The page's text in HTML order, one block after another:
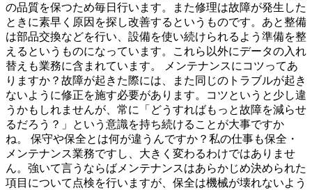
の品質を保つため毎日行います。また修理は故障が発生した
ときに素早く原因を探し改善するというものです。あと整備
は部品交換などを行い、設備を使い続けられるよう準備を整
えるというものになっています。これら以外にデータの入れ
替えも業務に含まれています。 メンテナンスにコツってあ
りますか？故障が起きた際には、また同じのトラブルが起き
ないように修正を施す必要があります。コツというと少し違
うかもしれませんが、常に「どうすればもっと故障を減らせ
るだろう？」という意識を持ち続けることが大事ですか
ね。 保守や保全とは何が違うんですか？私の仕事も保全・
メンテナンス業務ですし、大きく変わるわけではありませ
ん。強いて言うならばメンテナンスはあらかじめ決められた
項目について点検を行いますが、保全は機械が壊れないよう